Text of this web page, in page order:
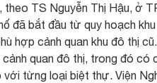
theo TS Nguyễn Thị Hậu, ở
đã bắt đầu từ quy hoạch
hợp cảnh quan khu đô thị
quan đô thị, trong đó có
với từng loại biệt thự. Viện